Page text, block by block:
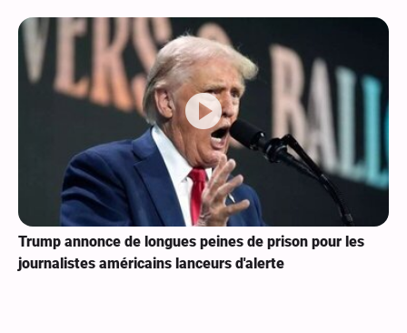
Trump annonce de longues peines de prison pour les
journalistes américains lanceurs d'alerte